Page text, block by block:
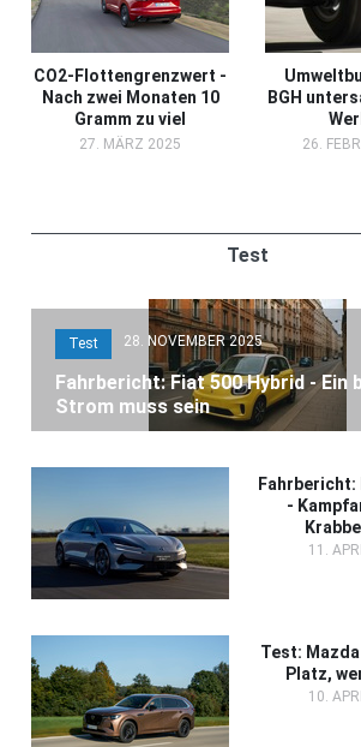
CO2-Flottengrenzwert -
Nach zwei Monaten 10
Gramm zu viel
27. MÄRZ 2025
BGH
26.
Test
Test 28. NOVEMBER 2025
Fahrbericht: Fiat 500 Hybrid - Ein
Strom muss sein
Fahrbericht:
-
11.
Test:
Platz,
10.